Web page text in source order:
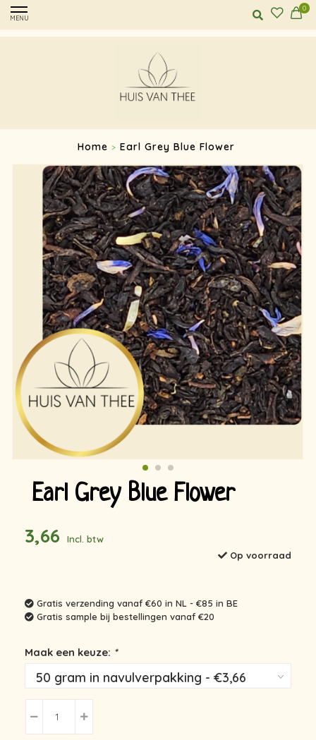
MENU
0
Home > Earl Grey Blue Flower
Earl Grey Blue Flower
3,66
Incl. btw
Op voorraad
Gratis verzending vanaf €60 in NL - €85 in BE
Gratis sample bij bestellingen vanaf €20
Maak een keuze: *